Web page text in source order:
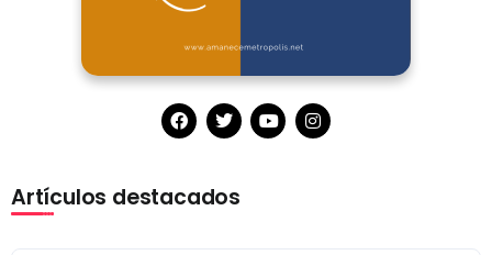
Artículos destacados